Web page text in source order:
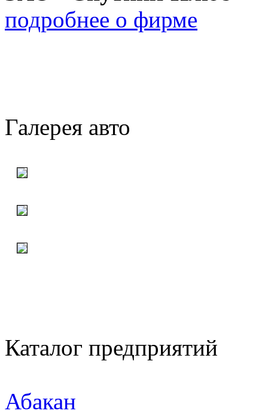
подробнее о фирме
Галерея авто
Каталог предприятий
Абакан